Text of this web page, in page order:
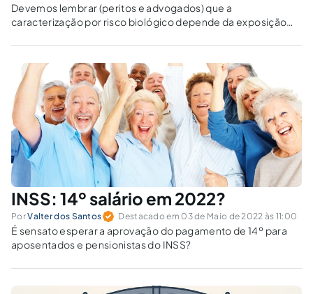
Devemos lembrar (peritos e advogados) que a
caracterização por risco biológico depende da exposição
INSS: 14º salário em 2022?
PorValter dos Santos Destacado em 03 de Maio de 2022 às 11:00
É sensato esperar a aprovação do pagamento de 14º para
aposentados e pensionistas do INSS?